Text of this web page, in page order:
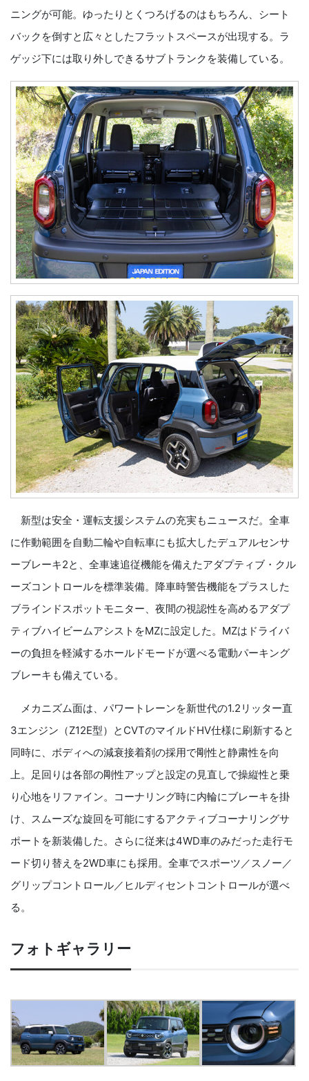
ニングが可能。ゆったりとくつろげるのはもちろん、シート
バックを倒すと広々としたフラットスペースが出現する。ラ
ゲッジ下には取り外しできるサブトランクを装備している。
新型は安全・運転支援システムの充実もニュースだ。全車
に作動範囲を自動二輪や自転車にも拡大したデュアルセンサ
ーブレーキ2と、全車速追従機能を備えたアダプティブ・クル
ーズコントロールを標準装備。降車時警告機能をプラスした
ブラインドスポットモニター、夜間の視認性を高めるアダプ
ティブハイビームアシストをMZに設定した。MZはドライバ
ーの負担を軽減するホールドモードが選べる電動パーキング
ブレーキも備えている。
メカニズム面は、パワートレーンを新世代の1.2リッター直
3エンジン（Z12E型）とCVTのマイルドHV仕様に刷新すると
同時に、ボディへの減衰接着剤の採用で剛性と静粛性を向
上。足回りは各部の剛性アップと設定の見直しで操縦性と乗
り心地をリファイン。コーナリング時に内輪にブレーキを掛
け、スムーズな旋回を可能にするアクティブコーナリングサ
ポートを新装備した。さらに従来は4WD車のみだった走行モ
ード切り替えを2WD車にも採用。全車でスポーツ／スノー／
グリップコントロール／ヒルディセントコントロールが選べ
る。
フォトギャラリー